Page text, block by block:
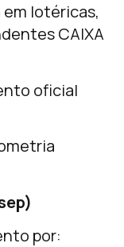
lotéricas,
CAIXA
oficial
por: